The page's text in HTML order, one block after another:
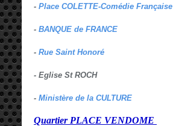
- Place COLETTE-Comédie Française
- BANQUE de FRANCE
- Rue Saint Honoré
- Eglise St ROCH
- Ministère de la CULTURE
Quartier PLACE VENDOME